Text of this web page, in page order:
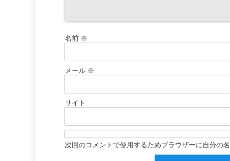
名前 ※
メール ※
サイト
次回のコメントで使用するためブラウザーに自分の